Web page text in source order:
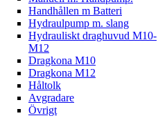
Handhållen m Batteri
Hydraulpump m. slang
Hydrauliskt draghuvud M10-
M12
Dragkona M10
Dragkona M12
Håltolk
Avgradare
Övrigt